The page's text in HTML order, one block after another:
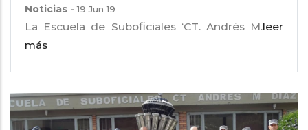
Noticias -19 Jun 19
La Escuela de Suboficiales ‘CT. Andrés M.leer
más